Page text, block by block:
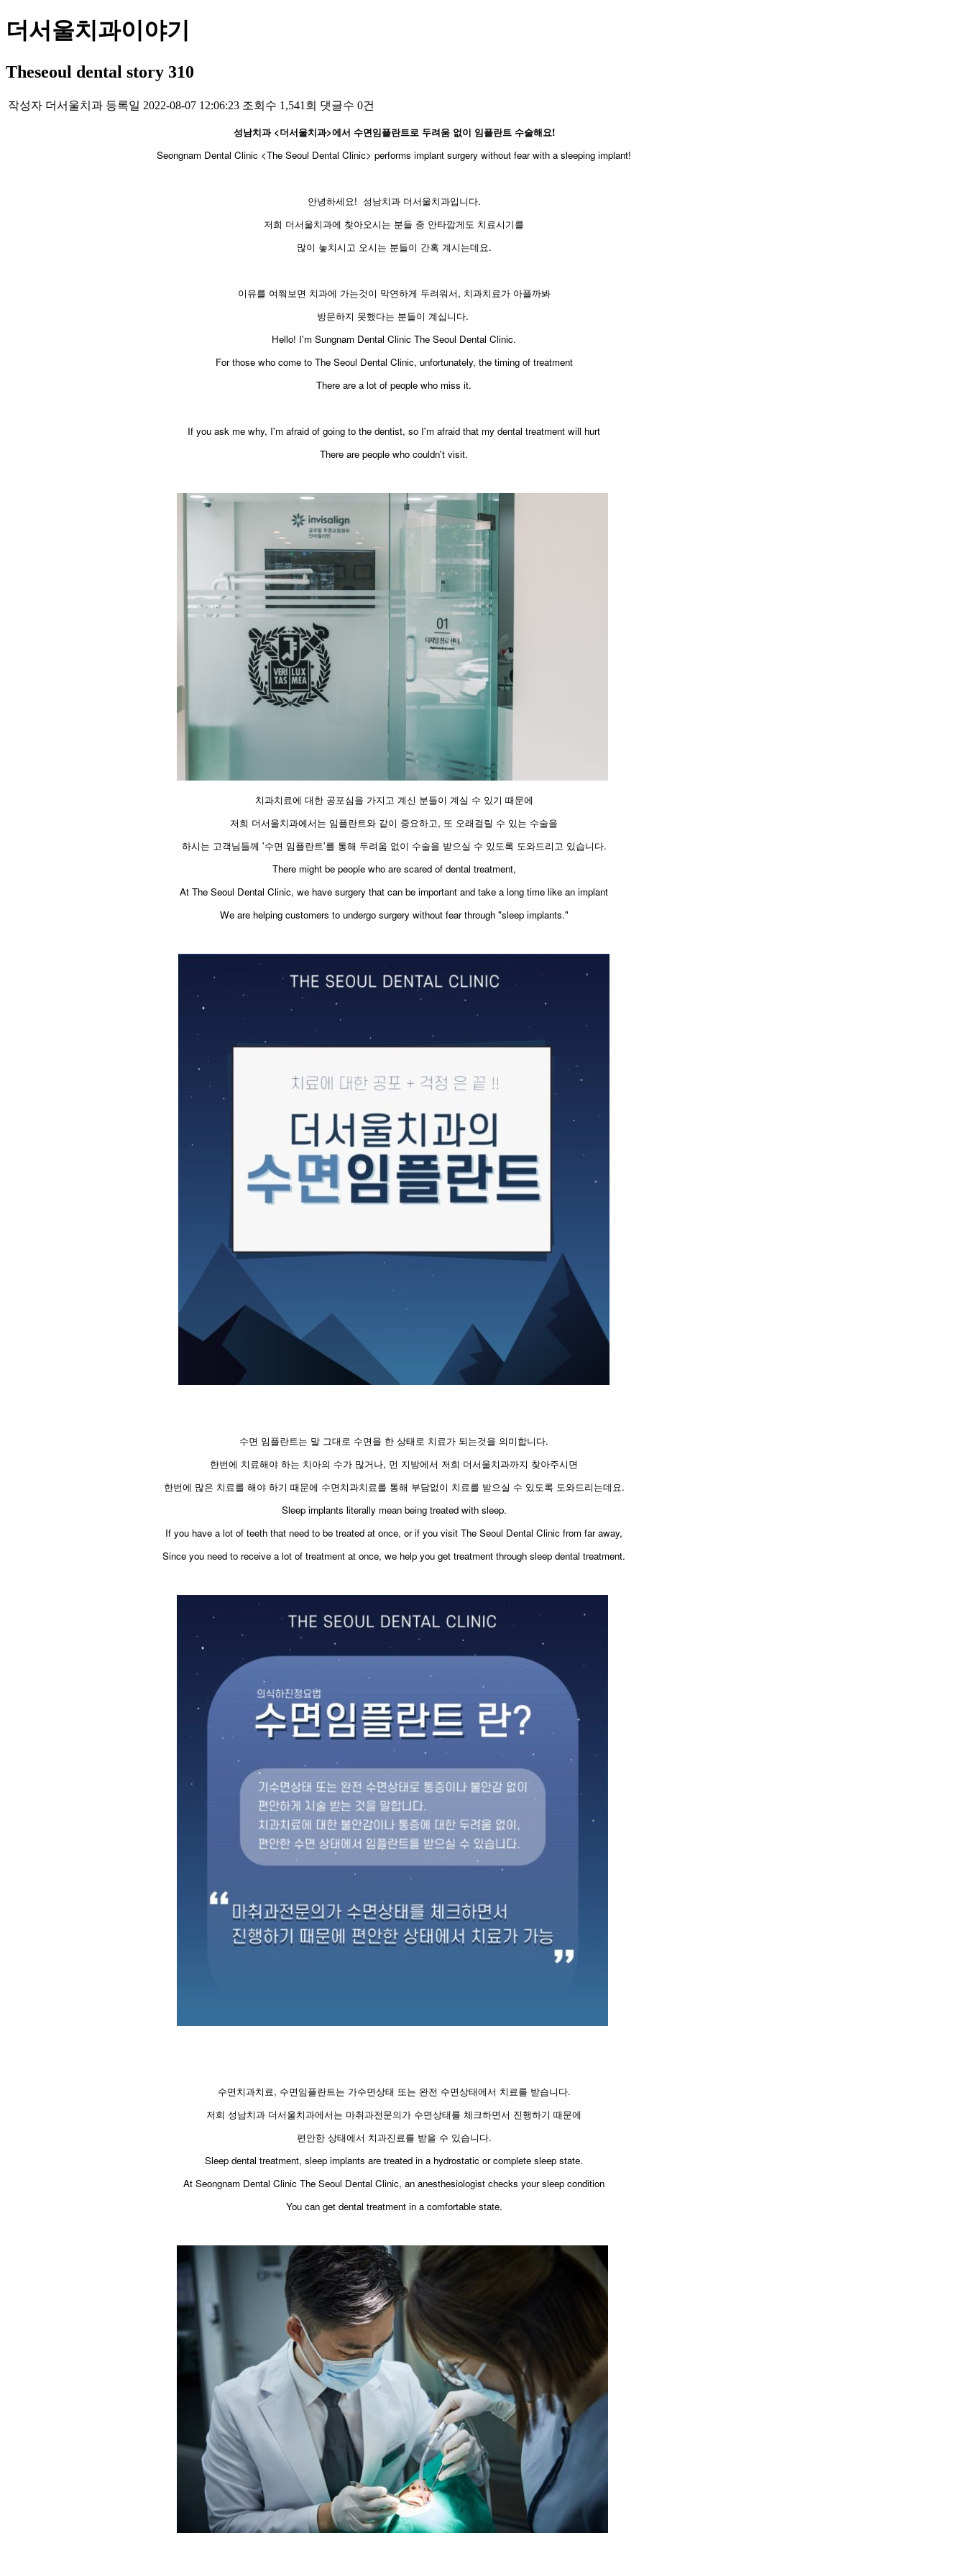
더서울치과이야기
Theseoul dental story 310
작성자 더서울치과 등록일 2022-08-07 12:06:23 조회수 1,541회 댓글수 0건
성남치과 <더서울치과>에서 수면임플란트로 두려움 없이 임플란트 수술해요!
​Seongnam Dental Clinic <The Seoul Dental Clinic> performs implant surgery without fear with a sleeping implant!
안녕하세요! 성남치과 더서울치과입니다.
저희 더서울치과에 찾아오시는 분들 중 안타깝게도 치료시기를
많이 놓치시고 오시는 분들이 간혹 계시는데요.
이유를 여쭤보면 치과에 가는것이 막연하게 두려워서, 치과치료가 아플까봐
방문하지 못했다는 분들이 계십니다.
Hello! I'm Sungnam Dental Clinic The Seoul Dental Clinic.
For those who come to The Seoul Dental Clinic, unfortunately, the timing of treatment
There are a lot of people who miss it.
If you ask me why, I'm afraid of going to the dentist, so I'm afraid that my dental treatment will hurt
There are people who couldn't visit.
치과치료에 대한 공포심을 가지고 계신 분들이 계실 수 있기 때문에
저희 더서울치과에서는 임플란트와 같이 중요하고, 또 오래걸릴 수 있는 수술을
하시는 고객님들께 '수면 임플란트'를 통해 두려움 없이 수술을 받으실 수 있도록 도와드리고 있습니다.
​There might be people who are scared of dental treatment,
At The Seoul Dental Clinic, we have surgery that can be important and take a long time like an implant
We are helping customers to undergo surgery without fear through "sleep implants."
수면 임플란트는 말 그대로 수면을 한 상태로 치료가 되는것을 의미합니다.
한번에 치료해야 하는 치아의 수가 많거나, 먼 지방에서 저희 더서울치과까지 찾아주시면
한번에 많은 치료를 해야 하기 때문에 수면치과치료를 통해 부담없이 치료를 받으실 수 있도록 도와드리는데요.
​Sleep implants literally mean being treated with sleep.
If you have a lot of teeth that need to be treated at once, or if you visit The Seoul Dental Clinic from far away,
Since you need to receive a lot of treatment at once, we help you get treatment through sleep dental treatment.
수면치과치료, 수면임플란트는 가수면상태 또는 완전 수면상태에서 치료를 받습니다.
저희 성남치과 더서울치과에서는 마취과전문의가 수면상태를 체크하면서 진행하기 때문에
편안한 상태에서 치과진료를 받을 수 있습니다.
​Sleep dental treatment, sleep implants are treated in a hydrostatic or complete sleep state.
At Seongnam Dental Clinic The Seoul Dental Clinic, an anesthesiologist checks your sleep condition
You can get dental treatment in a comfortable state.